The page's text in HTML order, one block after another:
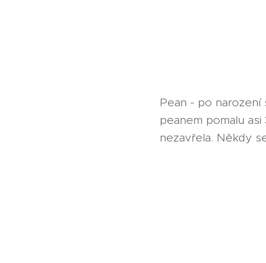
Pean - po
peanem pomalu
nezavřela. Někdy